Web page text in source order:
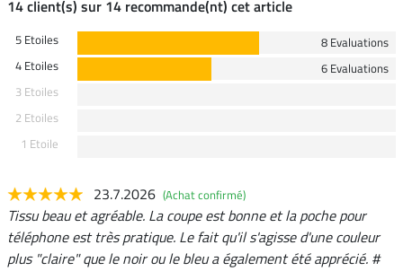
14 client(s) sur 14 recommande(nt) cet article
5 Etoiles
8 Evaluations
4 Etoiles
6 Evaluations
3 Etoiles
2 Etoiles
1 Etoile
23.7.2026 (Achat confirmé)
Tissu beau et agréable. La coupe est bonne et la poche pour
téléphone est très pratique. Le fait qu'il s'agisse d'une couleur
plus "claire" que le noir ou le bleu a également été apprécié. #